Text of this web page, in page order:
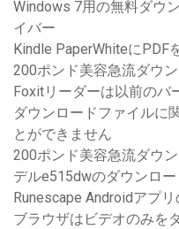
Windows 7用の無料ダウ
イバー
Kindle PaperWhiteにPDF
200ポンド美容急流ダウ
Foxitリーダーは以前のバ
ダウンロードファイルに
とができません
200ポンド美容急流ダウ
デルe515dwのダウンロ
Runescape Androidアプ
ブラウザはビデオのみを